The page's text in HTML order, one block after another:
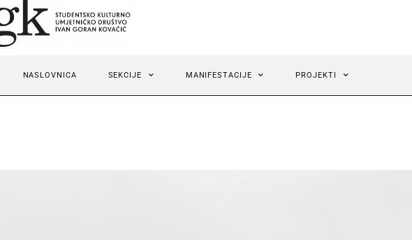
NASLOVNICA SEKCIJE MANIFESTACIJE PROJEKTI